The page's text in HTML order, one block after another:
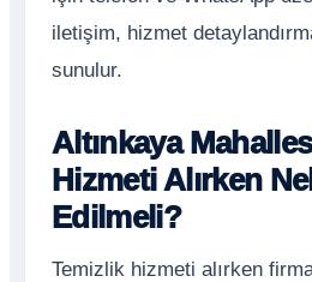
iletişim, hizmet
sunulur.
Altınkaya
Hizmeti Alırken
Edilmeli?
Temizlik hizmeti alırken